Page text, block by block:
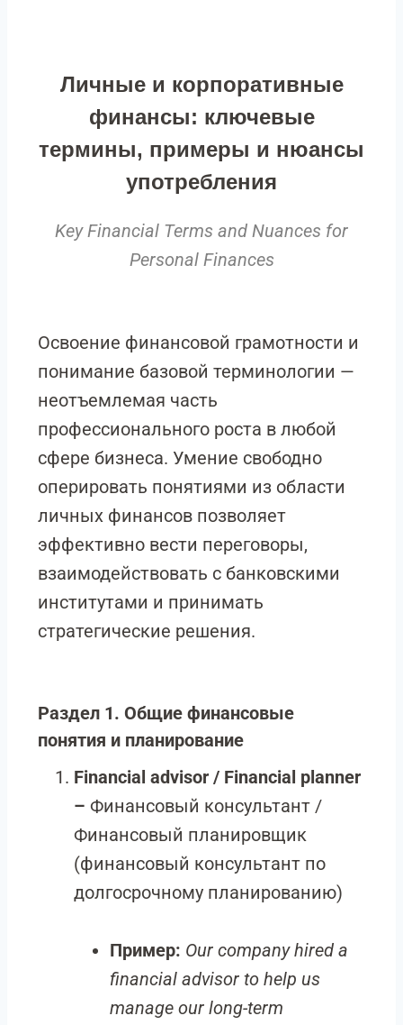
Личные и корпоративные
финансы: ключевые
термины, примеры и нюансы
употребления
Key Financial Terms and Nuances for
Personal Finances
Освоение финансовой грамотности и
понимание базовой терминологии —
неотъемлемая часть
профессионального роста в любой
сфере бизнеса. Умение свободно
оперировать понятиями из области
личных финансов позволяет
эффективно вести переговоры,
взаимодействовать с банковскими
институтами и принимать
стратегические решения.
Раздел 1. Общие финансовые
понятия и планирование
Financial advisor / Financial planner
– Финансовый консультант /
Финансовый планировщик
(финансовый консультант по
долгосрочному планированию)
Пример: Our company hired a
financial advisor to help us
manage our long-term